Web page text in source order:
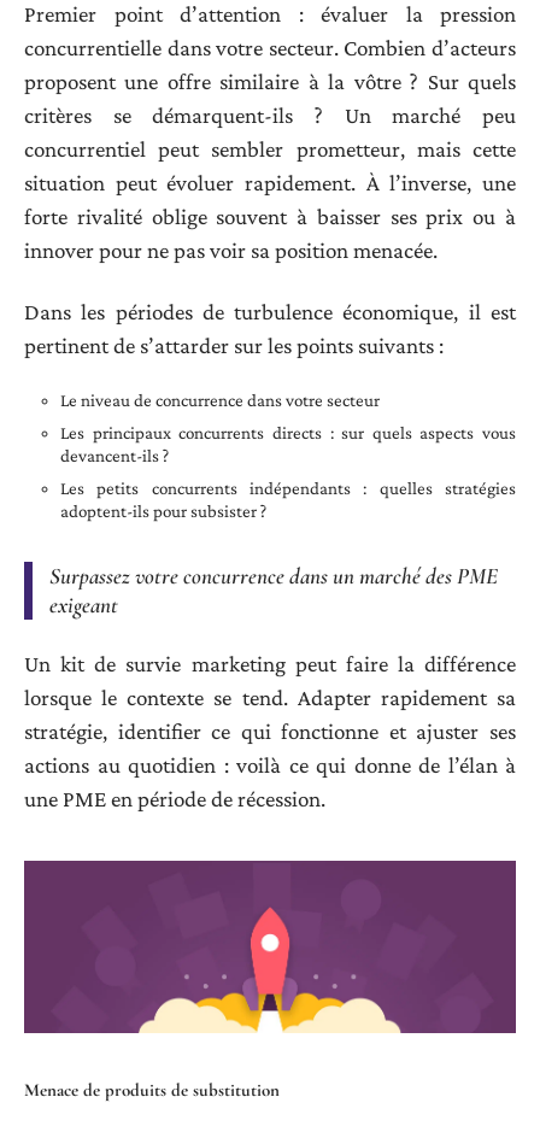
Premier point d’attention : évaluer la pression
concurrentielle dans votre secteur. Combien d’acteurs
proposent une offre similaire à la vôtre ? Sur quels
critères se démarquent-ils ? Un marché peu
concurrentiel peut sembler prometteur, mais cette
situation peut évoluer rapidement. À l’inverse, une
forte rivalité oblige souvent à baisser ses prix ou à
innover pour ne pas voir sa position menacée.
Dans les périodes de turbulence économique, il est
pertinent de s’attarder sur les points suivants :
Le niveau de concurrence dans votre secteur
Les principaux concurrents directs : sur quels aspects vous
devancent-ils ?
Les petits concurrents indépendants : quelles stratégies
adoptent-ils pour subsister ?
Surpassez votre concurrence dans un marché des PME
exigeant
Un kit de survie marketing peut faire la différence
lorsque le contexte se tend. Adapter rapidement sa
stratégie, identifier ce qui fonctionne et ajuster ses
actions au quotidien : voilà ce qui donne de l’élan à
une PME en période de récession.
Menace de produits de substitution